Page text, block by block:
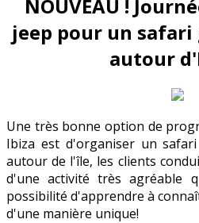
NOUVEAU !
jeep pour un
autour
Une très bonne option de
Ibiza est d'organiser un
autour de l'île, les clients
d'une activité très agréable
possibilité d'apprendre à
d'une manière unique!